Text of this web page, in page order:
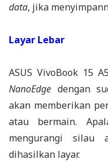
data, jika
Layar Lebar
ASUS VivoBook 15
NanoEdge dengan
akan memberikan
atau bermain.
mengurangi silau
dihasilkan layar.